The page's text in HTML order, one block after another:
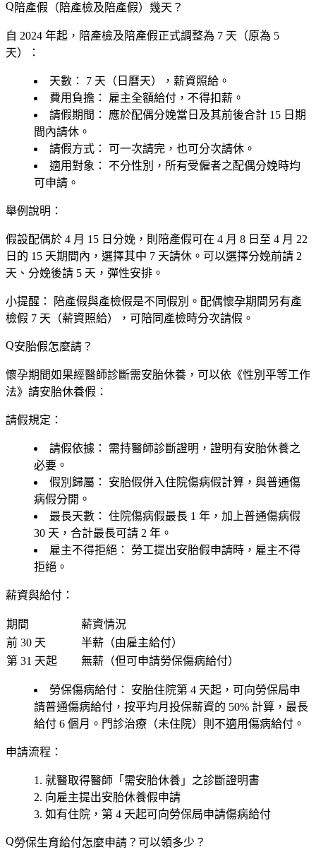
陪產假（陪產檢及陪產假）幾天？
自 2024 年起，陪產檢及陪產假正式調整為 7 天 （原為 5
天）：
天數：
7 天（日曆天），薪資照給。
費用負擔：
雇主全額給付，不得扣薪。
請假期間：
應於配偶分娩當日及其前後合計 15 日 期
間內請休。
請假方式： 可一次請完，也可分次請休。
適用對象：
不分性別，所有受僱者之配偶分娩時均
可申請。
舉例說明：
假設配偶於 4 月 15 日分娩，則陪產假可在 4 月 8 日至 4 月 22
日的 15 天期間內，選擇其中 7 天請休。可以選擇分娩前請 2
天、分娩後請 5 天，彈性安排。
小提醒： 陪產假與產檢假是不同假別。配偶懷孕期間另有產
檢假 7 天 （薪資照給），可陪同產檢時分次請假。
安胎假怎麼請？
懷孕期間如果經醫師診斷需安胎休養，可以依《性別平等工作
法》請安胎休養假：
請假規定：
請假依據： 需持醫師診斷證明 ，證明有安胎休養之
必要。
假別歸屬：
安胎假併入住院傷病假計算，與普通傷
病假分開。
最長天數： 住院傷病假最長 1 年 ，加上普通傷病假
30 天，合計最長可請 2 年 。
雇主不得拒絕：
勞工提出安胎假申請時，雇主不得
拒絕。
薪資與給付：
期間
薪資情況
前 30 天
半薪 （由雇主給付）
第 31 天起
無薪 （但可申請勞保傷病給付）
勞保傷病給付：
安胎住院第 4 天起，可向勞保局申
請普通傷病給付，按平均月投保薪資的 50% 計算，最長
給付 6 個月。門診治療（未住院）則不適用傷病給付。
申請流程：
就醫取得醫師「需安胎休養」之診斷證明書
向雇主提出安胎休養假申請
如有住院，第 4 天起可向勞保局申請傷病給付
勞保生育給付怎麼申請？可以領多少？